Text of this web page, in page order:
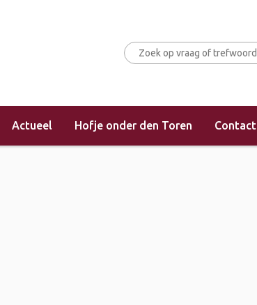
Actueel Hofje onder den Toren Contact
»Kerkdienst (morgendienst)